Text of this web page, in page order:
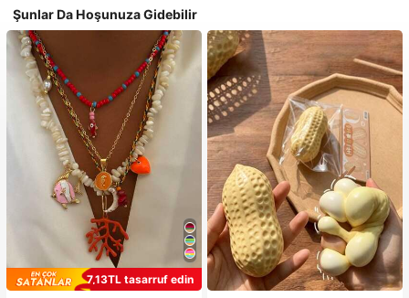
Şunlar Da Hoşunuza Gidebilir
7,13TL tasarruf edin